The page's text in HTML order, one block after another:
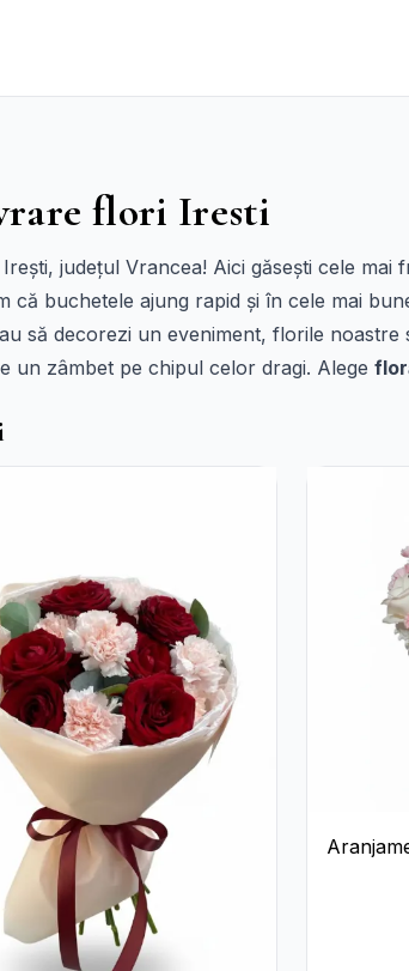
flori Iresti
județul Vrancea! Aici găsești cele
că buchetele ajung rapid și în cele mai
să decorezi un eveniment, florile noastre
un zâmbet pe chipul celor dragi. Alege